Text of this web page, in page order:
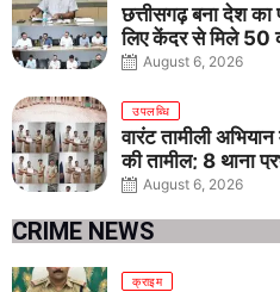
छत्तीसगढ़ बना देश
लिए केंद्र से मिले 50
August 6, 2026
उपलब्धि
वारंट तामीली
की तामील; 8 थाना
August 6, 2026
CRIME NEWS
क्राइम